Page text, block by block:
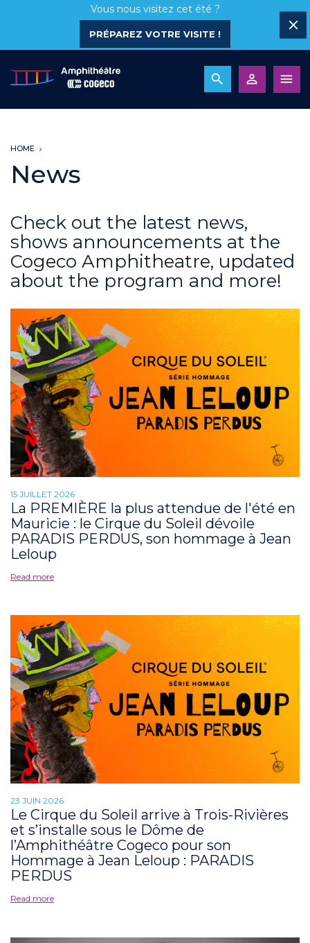
Vous nous visitez cet été ?
PRÉPAREZ VOTRE VISITE !
HOME
News
Check out the latest news,
shows announcements at the
Cogeco Amphitheatre, updated
about the program and more!
15 JUILLET 2026
La PREMIÈRE la plus attendue de l'été en
Mauricie : le Cirque du Soleil dévoile
PARADIS PERDUS, son hommage à Jean
Leloup
Read more
23 JUIN 2026
Le Cirque du Soleil arrive à Trois-Rivières
et s’installe sous le Dôme de
l’Amphithéâtre Cogeco pour son
Hommage à Jean Leloup : PARADIS
PERDUS
Read more